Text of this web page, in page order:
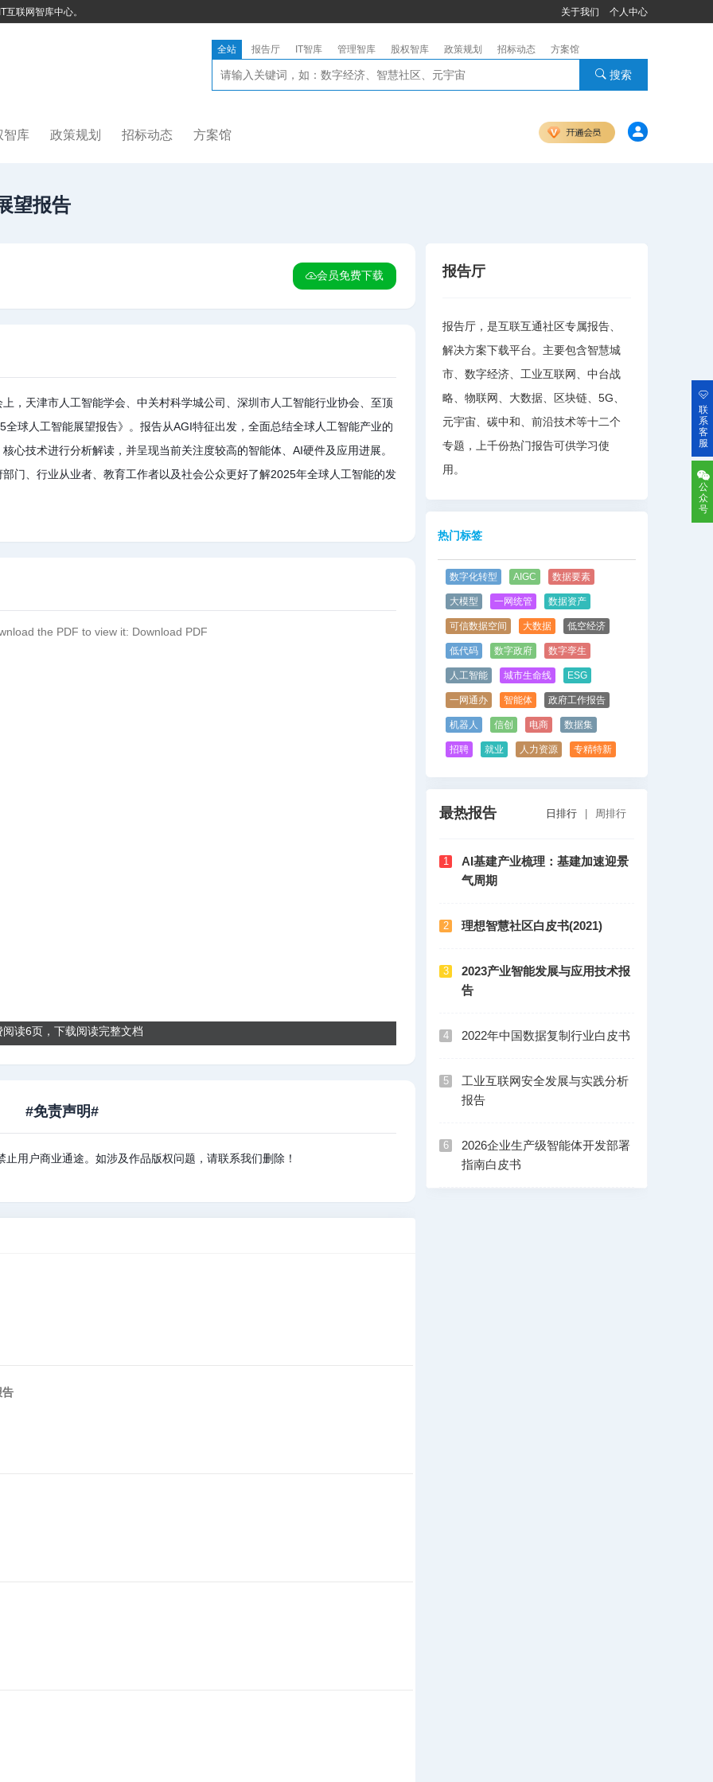
联网智库中心。 关于我们 个人中心
全站 报告厅 IT智库 管理智库 股权智库 政策规划 招标动态 方案馆
搜索
智库 政策规划 招标动态 方案馆
望报告
会员免费下载
，天津市人工智能学会、中关村科学城公司、深圳市人工智能行业协会、至顶
球人工智能展望报告》。报告从AGI特征出发，全面总结全球人工智能产业的
心技术进行分析解读，并呈现当前关注度较高的智能体、AI硬件及应用进展。
门、行业从业者、教育工作者以及社会公众更好了解2025年全球人工智能的发
the PDF to view it: Download PDF
阅读6页，下载阅读完整文档
#免责声明#
用户商业通途。如涉及作品版权问题，请联系我们删除！
告
报告厅
报告厅，是互联互通社区专属报告、
解决方案下载平台。主要包含智慧城
市、数字经济、工业互联网、中台战
略、物联网、大数据、区块链、5G、
元宇宙、碳中和、前沿技术等十二个
专题，上千份热门报告可供学习使
用。
热门标签
数字化转型 AIGC 数据要素
大模型 一网统管 数据资产
可信数据空间 大数据 低空经济
低代码 数字政府 数字孪生
人工智能 城市生命线 ESG
一网通办 智能体 政府工作报告
机器人 信创 电商 数据集
招聘 就业 人力资源 专精特新
最热报告 日排行 周排行
1
AI基建产业梳理：基建加速迎景
气周期
2 理想智慧社区白皮书(2021)
3
2023产业智能发展与应用技术报
告
4 2022年中国数据复制行业白皮书
5
工业互联网安全发展与实践分析
报告
6
2026企业生产级智能体开发部署
指南白皮书
联
系
客
服
公
众
号